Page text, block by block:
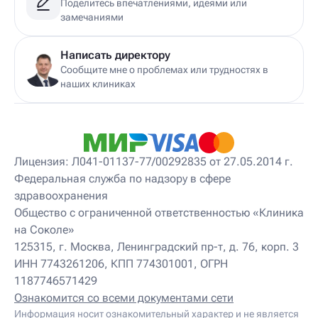
Детский дерматолог
Детский диетолог
Детский инструктор ЛФК
Детский кинезиолог
Детский консультирующий врач ЛФК
Детский мануальный терапевт
Детский массажист
Детский невропатолог
Детский нейропсихолог
Детский нутрициолог
Детский ортопед
Детский остеопат
Детский отоневролог
Детский подиатр
Детский психолог
Детский психотерапевт
Детский реабилитолог
Детский ревматолог
Детский рефлексотерапевт
Поделитесь впечатлениями, идеями или
замечаниями
Написать директору
Сообщите мне о проблемах или трудностях в
наших клиниках
Лицензия: Л041-01137-77/00292835 от 27.05.2014 г.
Федеральная служба по надзору в сфере
здравоохранения
Общество с ограниченной ответственностью «Клиника
на Соколе»
125315, г. Москва, Ленинградский пр-т, д. 76, корп. 3
ИНН 7743261206, КПП 774301001, ОГРН
1187746571429
Ознакомится со всеми документами сети
Информация носит ознакомительный характер и не является